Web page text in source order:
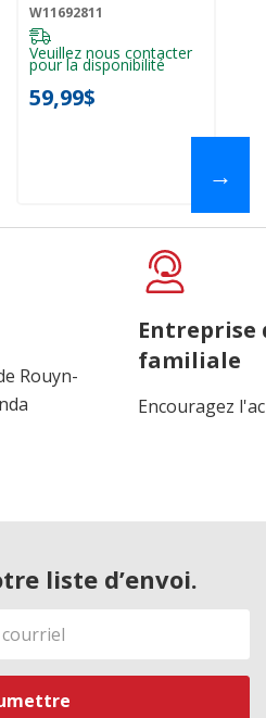
W11692811
Veuillez nous contacter
pour la disponibilité
59,99$
→
Rouyn-
Entreprise
familiale
Encouragez
liste d’envoi.